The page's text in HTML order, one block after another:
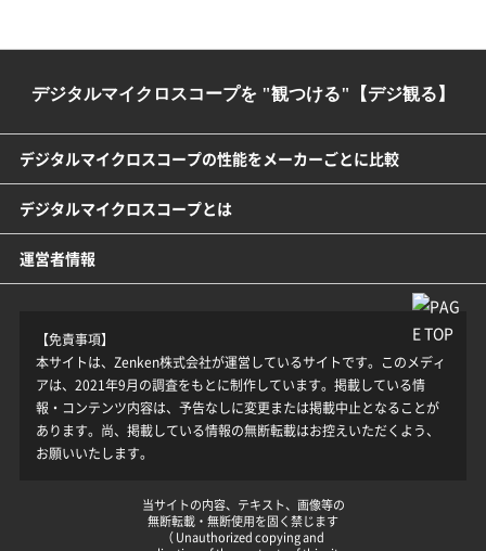
デジタルマイクロスコープを "観つける"【デジ観る】
デジタルマイクロスコープの性能をメーカーごとに比較
デジタルマイクロスコープとは
運営者情報
【免責事項】
本サイトは、Zenken株式会社が運営しているサイトです。このメディ
アは、2021年9月の調査をもとに制作しています。掲載している情
報・コンテンツ内容は、予告なしに変更または掲載中止となることが
あります。尚、掲載している情報の無断転載はお控えいただくよう、
お願いいたします。
当サイトの内容、テキスト、画像等の
無断転載・無断使用を固く禁じます
（ Unauthorized copying and